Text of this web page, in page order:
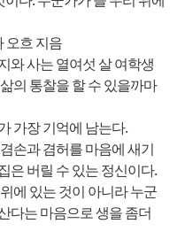
오흐 지음
와 사는 열여섯 살 여학생
의 통찰을 할 수 있을까마
가장 기억에 남는다.
손과 겸허를 마음에 새기
은 버릴 수 있는 정신이다.
에 있는 것이 아니라 누군
다는 마음으로 생을 좀더